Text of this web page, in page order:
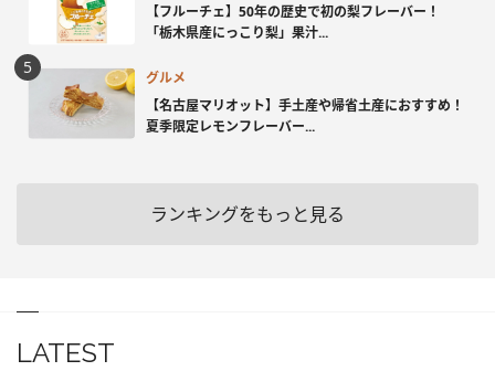
【フルーチェ】50年の歴史で初の梨フレーバー！
「栃木県産にっこり梨」果汁...
グルメ
【名古屋マリオット】手土産や帰省土産におすすめ！
夏季限定レモンフレーバー...
ランキングをもっと見る
LATEST